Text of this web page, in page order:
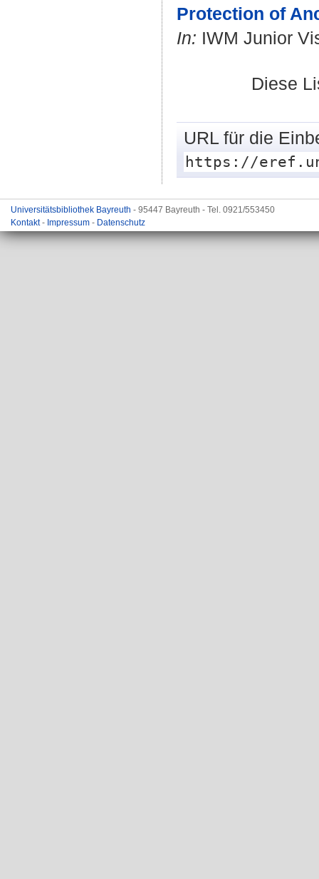
Protection of
In: IWM Junior
Diese
URL für die
https://
Universitätsbibliothek Bayreuth - 95447 Bayreuth - Tel. 0921/553450
Kontakt- Impressum - Datenschutz